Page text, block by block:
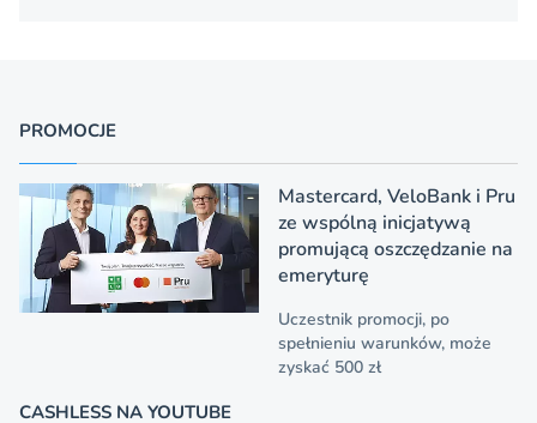
PROMOCJE
Mastercard, VeloBank i Pru
ze wspólną inicjatywą
promującą oszczędzanie na
emeryturę
Uczestnik promocji, po
spełnieniu warunków, może
zyskać 500 zł
CASHLESS NA YOUTUBE